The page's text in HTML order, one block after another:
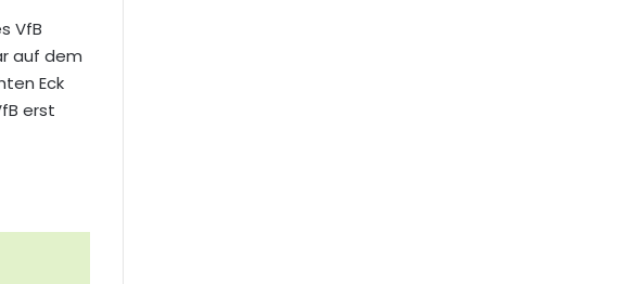
VfB
auf dem
Eck
erst